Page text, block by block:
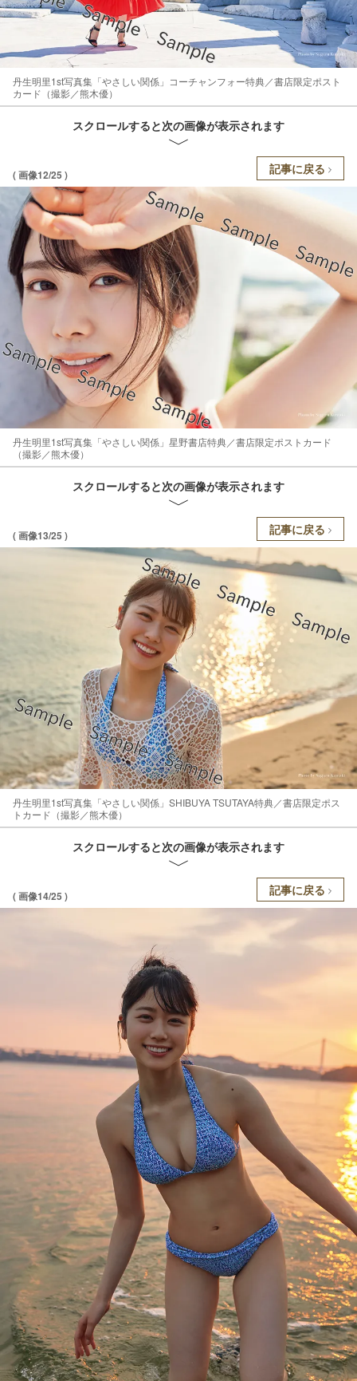
丹生明里1st写真集「やさしい関係」コーチャンフォー特典／書店限定ポスト
カード（撮影／熊木優）
スクロールすると次の画像が表示されます
( 画像12/25 ) 記事に戻る
丹生明里1st写真集「やさしい関係」星野書店特典／書店限定ポストカード
（撮影／熊木優）
スクロールすると次の画像が表示されます
( 画像13/25 ) 記事に戻る
丹生明里1st写真集「やさしい関係」SHIBUYA TSUTAYA特典／書店限定ポス
トカード（撮影／熊木優）
スクロールすると次の画像が表示されます
( 画像14/25 ) 記事に戻る